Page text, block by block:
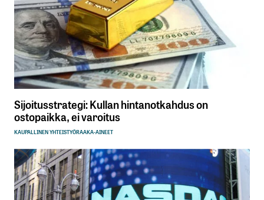
Sijoitusstrategi: Kullan hintanotkahdus on
ostopaikka, ei varoitus
KAUPALLINEN YHTEISTYÖRAAKA-AINEET